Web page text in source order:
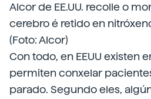
Alcor de EE.UU. recolle o
cerebro é retido en
(Foto: Alcor)
Con todo, en EEUU existen
permiten conxelar
parado. Segundo eles,